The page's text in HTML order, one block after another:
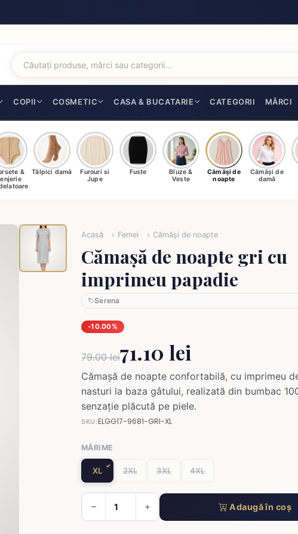
COPII COSMETIC CASA & BUCATARIE CATEGORII MĂRCI
&
Tălpici damă
Furouri si
Jupe
Fuste
Bluze &
Veste
Cămăși de
noapte
Cămăși de
damă
Acasă Femei Cămăși de noapte
Cămașă de noapte gri cu
imprimeu papadie
Serena
-10.00%
79.00 lei71.10 lei
Cămașă de noapte confortabilă, cu imprimeu
nasturi la baza gâtului, realizată din bumbac
senzație plăcută pe piele.
SKU:ELGG17-9681-GRI-XL
MĂRIME
XL 2XL 3XL 4XL
Adaugă în coș